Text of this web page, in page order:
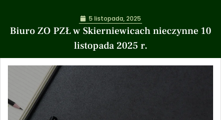
Biuro ZO PZŁ w Skierniewicach nieczynne 10
listopada 2025 r.
5 listopada, 2025